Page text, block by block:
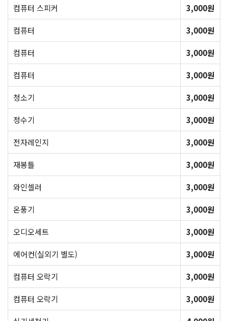
컴퓨터 스피커
3,000원
컴퓨터
3,000원
컴퓨터
3,000원
컴퓨터
3,000원
청소기
3,000원
정수기
3,000원
전자레인지
3,000원
재봉틀
3,000원
와인셀러
3,000원
온풍기
3,000원
오디오세트
3,000원
에어컨(실외기 별도)
3,000원
컴퓨터 오락기
3,000원
컴퓨터 오락기
3,000원